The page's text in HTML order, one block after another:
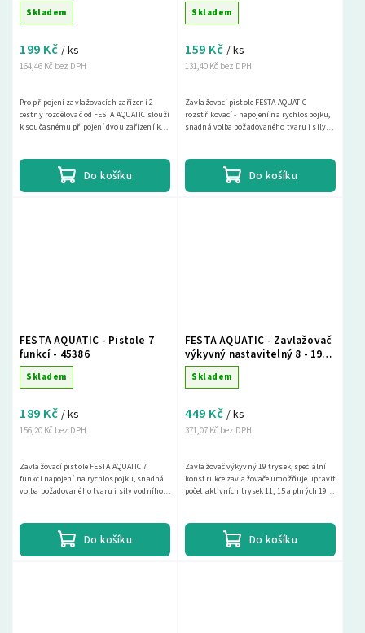
Skladem
164,46 Kč bez DPH
199 Kč / ks
Do košíku
Pro připojení zavlažovacích zařízení 2-
cestný rozdělovač od FESTA AQUATIC slouží
k současnému připojení dvou zařízení k
Skladem
131,40 Kč bez DPH
159 Kč / ks
Do košíku
Zavlažovací pistole FESTA AQUATIC
rozstřikovací - napojení na rychlospojku,
snadná volba požadovaného tvaru i síly
FESTA AQUATIC - Pistole 7
funkcí - 45386
Skladem
156,20 Kč bez DPH
189 Kč / ks
Do košíku
Zavlažovací pistole FESTA AQUATIC 7
funkcí napojení na rychlospojku, snadná
volba požadovaného tvaru i síly vodního
FESTA AQUATIC - Zavlažovač
výkyvný nastavitelný 8 - 19
trysek - 45398
Skladem
371,07 Kč bez DPH
449 Kč / ks
Do košíku
Zavlažovač výkyvný 19 trysek, speciální
konstrukce zavlažovače umožňuje upravit
počet aktivních trysek 11, 15 a plných 19,